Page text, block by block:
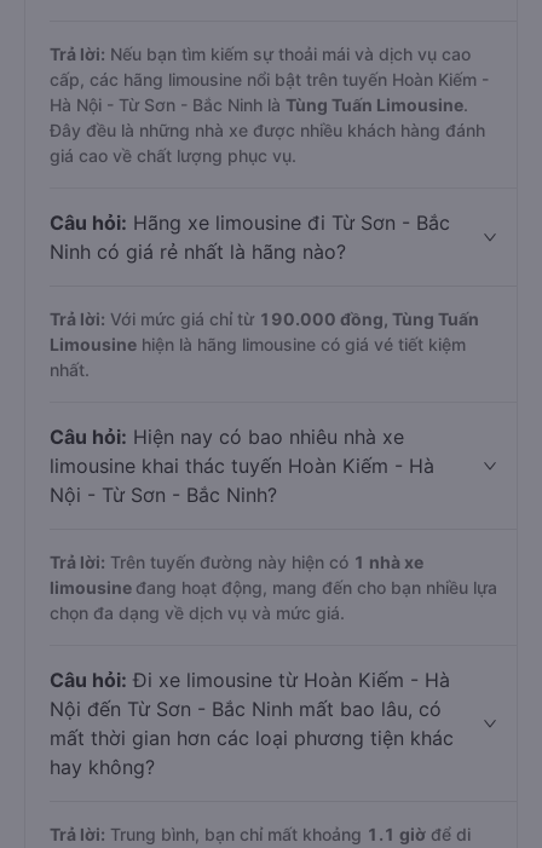
Trả lời: Nếu bạn tìm kiếm sự thoải mái và dịch vụ cao
cấp, các hãng limousine nổi bật trên tuyến Hoàn Kiếm -
Hà Nội - Từ Sơn - Bắc Ninh là Tùng Tuấn Limousine.
Đây đều là những nhà xe được nhiều khách hàng đánh
giá cao về chất lượng phục vụ.
Câu hỏi: Hãng xe limousine đi Từ Sơn - Bắc
Ninh có giá rẻ nhất là hãng nào?
Trả lời: Với mức giá chỉ từ 190.000 đồng, Tùng Tuấn
Limousine hiện là hãng limousine có giá vé tiết kiệm
nhất.
Câu hỏi: Hiện nay có bao nhiêu nhà xe
limousine khai thác tuyến Hoàn Kiếm - Hà
Nội - Từ Sơn - Bắc Ninh?
Trả lời: Trên tuyến đường này hiện có 1 nhà xe
limousine đang hoạt động, mang đến cho bạn nhiều lựa
chọn đa dạng về dịch vụ và mức giá.
Câu hỏi: Đi xe limousine từ Hoàn Kiếm - Hà
Nội đến Từ Sơn - Bắc Ninh mất bao lâu, có
mất thời gian hơn các loại phương tiện khác
hay không?
Trả lời: Trung bình, bạn chỉ mất khoảng 1.1 giờ để di